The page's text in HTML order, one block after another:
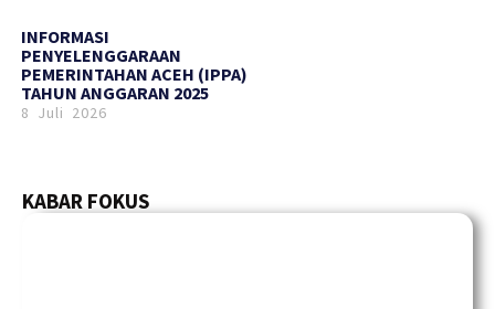
INFORMASI
PENYELENGGARAAN
PEMERINTAHAN ACEH (IPPA)
TAHUN ANGGARAN 2025
8 Juli 2026
KABAR FOKUS